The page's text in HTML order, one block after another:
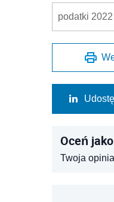
podatki 2022
Oceń
Twoja